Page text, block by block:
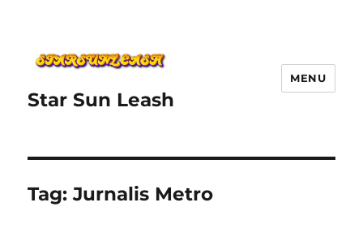
Star Sun Leash
MENU
Tag:Jurnalis Metro